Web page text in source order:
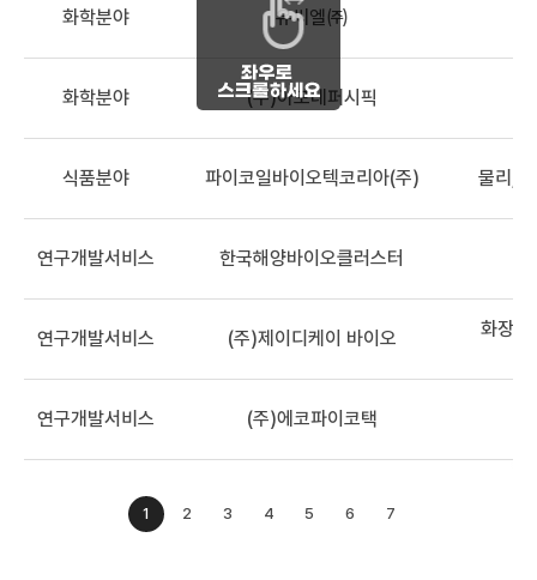
화학분야 유씨엘㈜
화학분야 (주)아모레퍼시픽
식품분야 파이코일바이오텍코리아(주) 물리,
연구개발서비스 한국해양바이오클러스터
연구개발서비스 (주)제이디케이 바이오 화장품
연구개발서비스 (주)에코파이코택
1 2 3 4 5 6 7